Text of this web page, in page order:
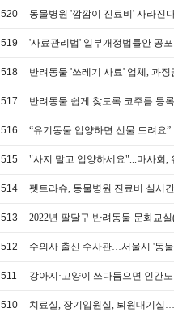
520 동물병원 '깜깜이 진료비' 사라진
519 '사료관리법' 일부개정법률안 공
518 반려동물 '쓰레기 사료' 업체, 과징
517 반려동물 쉽게 찾도록 코주름 등
516 “유기동물 입양하면 선물 드려요”
515 "사지 말고 입양하세요"...마사회,
514 펫트라슈, 동물병원 진료비 실시
513 2022년 팔달구 반려동물 문화교
512 수의사 출신 수사관…서울시 '동
511 강아지·고양이 쓰다듬으면 인간
510 치료실, 장기입원실, 퇴원대기실